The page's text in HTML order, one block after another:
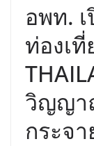
อพท.
ท่องเที่
วิญญา
กระจ